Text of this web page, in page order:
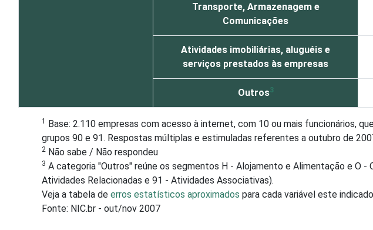
Transporte, Armazenagem e
Comunicações
Atividades imobiliárias, aluguéis e
serviços prestados às empresas
Outros3
1 Base: 2.110 empresas com acesso à internet, com 10 ou mais funcionários,
grupos 90 e 91. Respostas múltiplas e estimuladas referentes a outubro de
2 Não sabe / Não respondeu
3 A categoria "Outros" reúne os segmentos H - Alojamento e Alimentação e O
Atividades Relacionadas e 91 - Atividades Associativas).
Veja a tabela de erros estatísticos aproximados para cada variável este
Fonte: NIC.br - out/nov 2007